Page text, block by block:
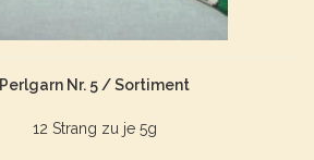
Perlgarn Nr. 5 / Sortiment
12 Strang zu je 5g